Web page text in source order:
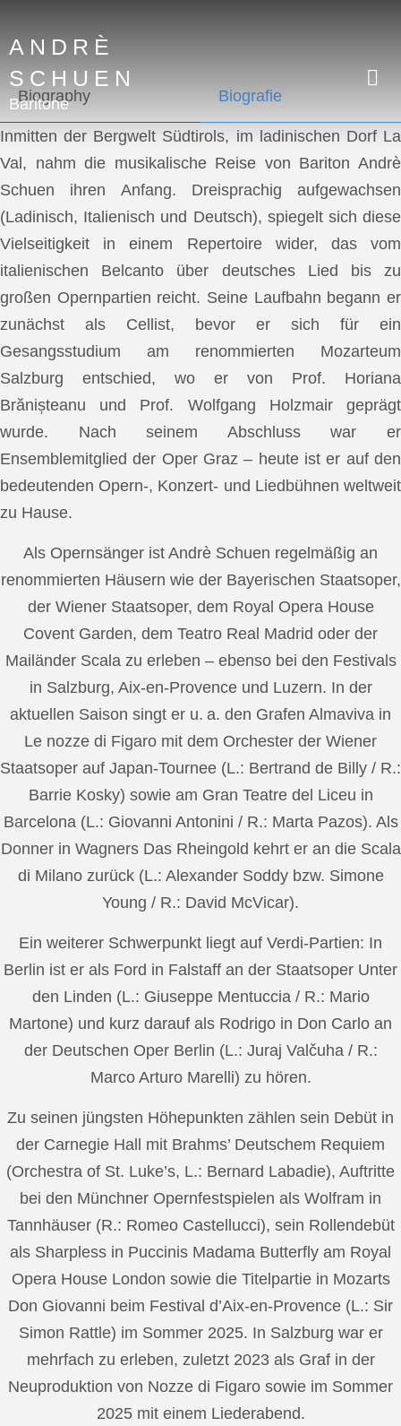
ANDRÈ
SCHUEN
Baritone
Biography Biografie
Inmitten der Bergwelt Südtirols, im ladinischen Dorf La
Val, nahm die musikalische Reise von Bariton Andrè
Schuen ihren Anfang. Dreisprachig aufgewachsen
(Ladinisch, Italienisch und Deutsch), spiegelt sich diese
Vielseitigkeit in einem Repertoire wider, das vom
italienischen Belcanto über deutsches Lied bis zu
großen Opernpartien reicht. Seine Laufbahn begann er
zunächst als Cellist, bevor er sich für ein
Gesangsstudium am renommierten Mozarteum
Salzburg entschied, wo er von Prof. Horiana
Brănișteanu und Prof. Wolfgang Holzmair geprägt
wurde. Nach seinem Abschluss war er
Ensemblemitglied der Oper Graz – heute ist er auf den
bedeutenden Opern-, Konzert- und Liedbühnen weltweit
zu Hause.
Als Opernsänger ist Andrè Schuen regelmäßig an
renommierten Häusern wie der Bayerischen Staatsoper,
der Wiener Staatsoper, dem Royal Opera House
Covent Garden, dem Teatro Real Madrid oder der
Mailänder Scala zu erleben – ebenso bei den Festivals
in Salzburg, Aix-en-Provence und Luzern. In der
aktuellen Saison singt er u. a. den Grafen Almaviva in
Le nozze di Figaro mit dem Orchester der Wiener
Staatsoper auf Japan-Tournee (L.: Bertrand de Billy / R.:
Barrie Kosky) sowie am Gran Teatre del Liceu in
Barcelona (L.: Giovanni Antonini / R.: Marta Pazos). Als
Donner in Wagners Das Rheingold kehrt er an die Scala
di Milano zurück (L.: Alexander Soddy bzw. Simone
Young / R.: David McVicar).
Ein weiterer Schwerpunkt liegt auf Verdi-Partien: In
Berlin ist er als Ford in Falstaff an der Staatsoper Unter
den Linden (L.: Giuseppe Mentuccia / R.: Mario
Martone) und kurz darauf als Rodrigo in Don Carlo an
der Deutschen Oper Berlin (L.: Juraj Valčuha / R.:
Marco Arturo Marelli) zu hören.
Zu seinen jüngsten Höhepunkten zählen sein Debüt in
der Carnegie Hall mit Brahms’ Deutschem Requiem
(Orchestra of St. Luke’s, L.: Bernard Labadie), Auftritte
bei den Münchner Opernfestspielen als Wolfram in
Tannhäuser (R.: Romeo Castellucci), sein Rollendebüt
als Sharpless in Puccinis Madama Butterfly am Royal
Opera House London sowie die Titelpartie in Mozarts
Don Giovanni beim Festival d’Aix-en-Provence (L.: Sir
Simon Rattle) im Sommer 2025. In Salzburg war er
mehrfach zu erleben, zuletzt 2023 als Graf in der
Neuproduktion von Nozze di Figaro sowie im Sommer
2025 mit einem Liederabend.